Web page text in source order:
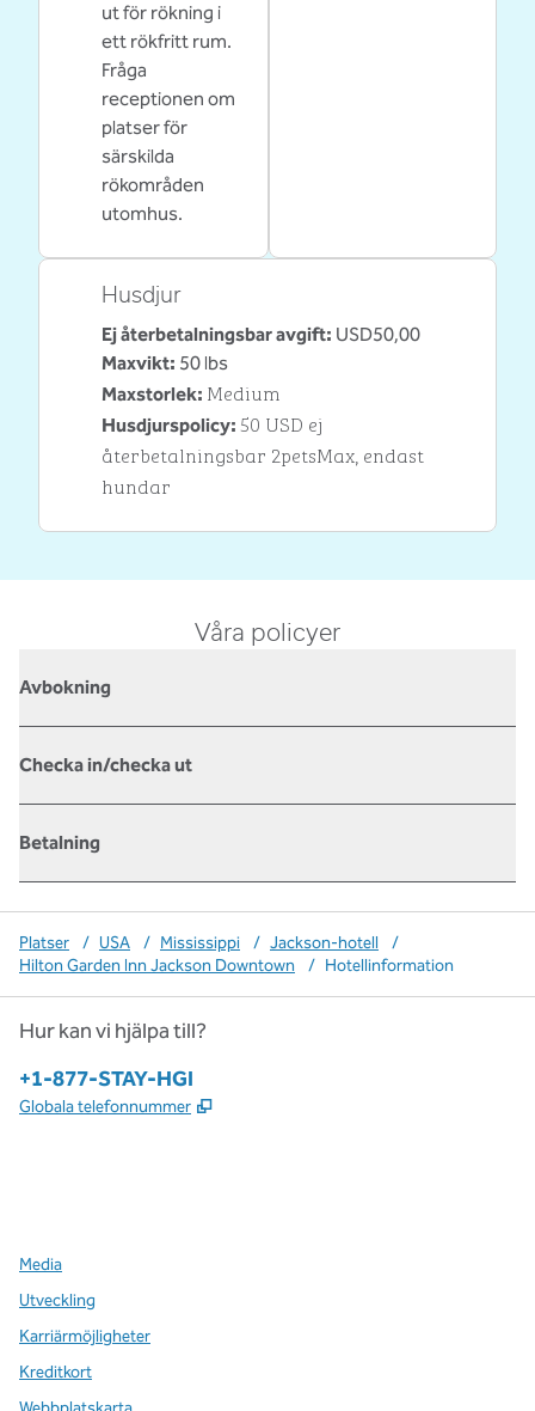
ut för rökning i
ett rökfritt rum.
Fråga
receptionen om
platser för
särskilda
rökområden
utomhus.
Husdjur
Ej återbetalningsbar avgift: USD50,00
Maxvikt: 50 lbs
Maxstorlek: Medium
Husdjurspolicy: 50 USD ej
återbetalningsbar 2petsMax, endast
hundar
Våra policyer
Avbokning
Checka in/checka ut
Betalning
Platser / USA / Mississippi / Jackson-hotell
/
Hilton Garden Inn Jackson Downtown
/ Hotellinformation
Hur kan vi hjälpa till?
Telefon:
+1-877-STAY-HGI
Globala telefonnummer ,
Media
Utveckling
Karriärmöjligheter
Kreditkort